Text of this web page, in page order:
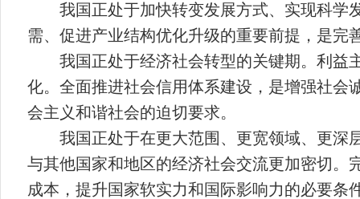
我国正处于加快转变发展方式、实现科学
需、促进产业结构优化升级的重要前提，是完
我国正处于经济社会转型的关键期。利益
化。全面推进社会信用体系建设，是增强社会
会主义和谐社会的迫切要求。
我国正处于在更大范围、更宽领域、更深
与其他国家和地区的经济社会交流更加密切。
成本，提升国家软实力和国际影响力的必要